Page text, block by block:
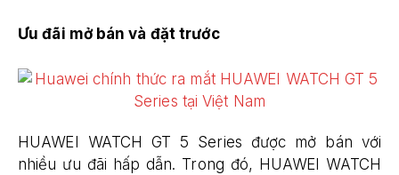
Ưu đãi mở bán và đặt trước
HUAWEI WATCH GT 5 Series được mở bán với
nhiều ưu đãi hấp dẫn. Trong đó, HUAWEI WATCH